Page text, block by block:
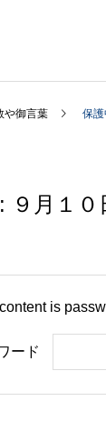
や御言葉 保
９月１０
is
ード